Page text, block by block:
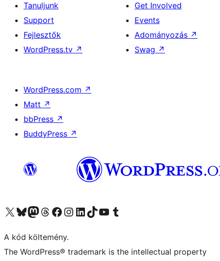
Tanuljunk
Support
Fejlesztők
WordPress.tv ↗
Get Involved
Events
Adományozás ↗
Swag ↗
WordPress.com ↗
Matt ↗
bbPress ↗
BuddyPress ↗
Visit our X (formerly Twitter) account
Visit our Bluesky account
Twitter csatornánk
Visit our Threads account
Facebook oldalunk megtekintése
Visit our Instagram account
Visit our LinkedIn account
Visit our TikTok account
Visit our YouTube channel
Visit our Tumblr account
A kód költemény.
The WordPress® trademark is the intellectual property